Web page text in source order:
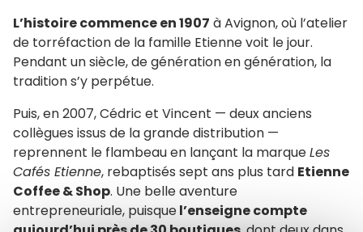
L’histoire commence en 1907 à Avignon, où l’atelier
de torréfaction de la famille Etienne voit le jour.
Pendant un siècle, de génération en génération, la
tradition s’y perpétue.
Puis, en 2007, Cédric et Vincent — deux anciens
collègues issus de la grande distribution —
reprennent le flambeau en lançant la marqueLes
Cafés Etienne, rebaptisés sept ans plus tard Etienne
Coffee & Shop. Une belle aventure
entrepreneuriale, puisquel’enseigne compte